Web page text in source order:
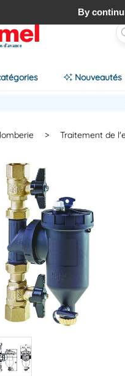
d'avance
Nouveautés
> Traitement de
By